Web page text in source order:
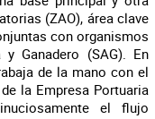
(ZAO), área clave
con organismos
Ganadero (SAG). En
de la mano con el
la Empresa Portuaria
el flujo